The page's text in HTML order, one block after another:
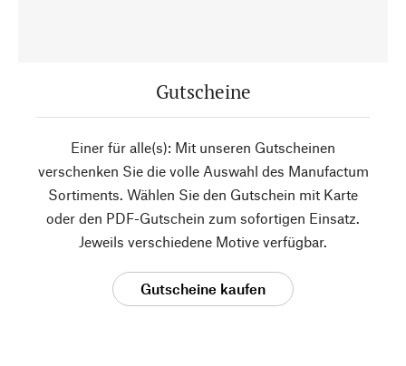
Gutscheine
Einer für alle(s): Mit unseren Gutscheinen
verschenken Sie die volle Auswahl des Manufactum
Sortiments. Wählen Sie den Gutschein mit Karte
oder den PDF-Gutschein zum sofortigen Einsatz.
Jeweils verschiedene Motive verfügbar.
Gutscheine kaufen